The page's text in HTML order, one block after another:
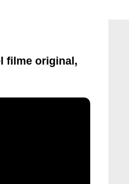
filme original,